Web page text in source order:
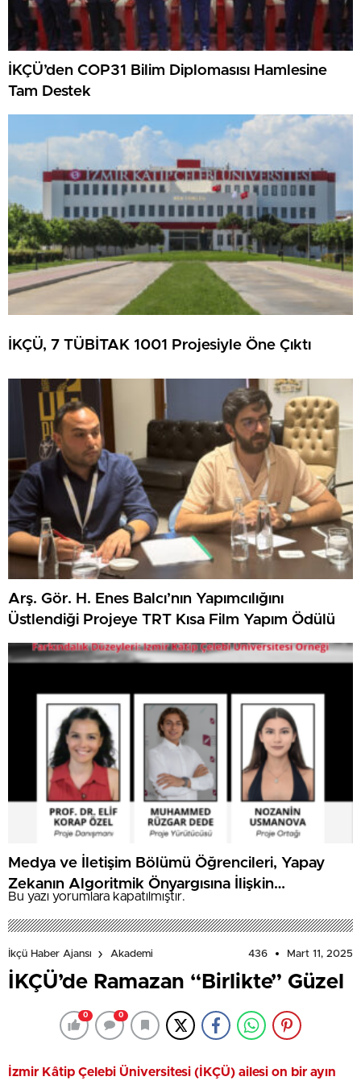
İKÇÜ’den COP31 Bilim Diplomasısı Hamlesine
Tam Destek
İKÇÜ, 7 TÜBİTAK 1001 Projesiyle Öne Çıktı
Arş. Gör. H. Enes Balcı’nın Yapımcılığını
Üstlendiği Projeye TRT Kısa Film Yapım Ödülü
Medya ve İletişim Bölümü Öğrencileri, Yapay
Zekanın Algoritmik Önyargısına İlişkin
Farkındalık Düzeylerini Araştıracak
Bu yazı yorumlara kapatılmıştır.
İkçü Haber Ajansı Akademi 436 Mart 11, 2025
İKÇÜ’de Ramazan “Birlikte” Güzel
0 0
İzmir Kâtip Çelebi Üniversitesi (İKÇÜ) ailesi on bir ayın